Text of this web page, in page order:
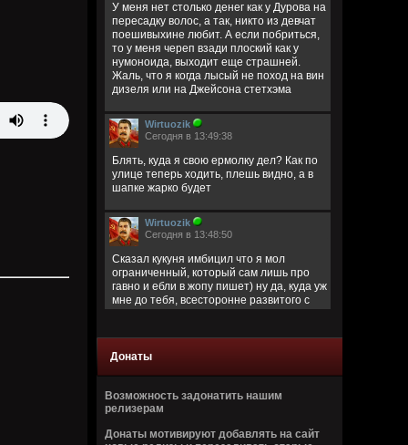
У меня нет столько денег как у Дурова на
пересадку волос, а так, никто из девчат
поешивыхине любит. А если побриться,
то у меня череп взади плоский как у
нумоноида, выходит еще страшней.
Жаль, что я когда лысый не поход на вин
дизеля или на Джейсона стетхэма
Wirtuozik
Сегодня в 13:49:38
Блять, куда я свою ермолку дел? Как по
улице теперь ходить, плешь видно, а в
шапке жарко будет
Wirtuozik
Сегодня в 13:48:50
Сказал кукуня имбицил что я мол
ограниченный, который сам лишь про
гавно и ебли в жопу пишет) ну да, куда уж
мне до тебя, всесторонне развитого с
Сегодня в 13:40:45
за запрещено цитировать что ли
ограниченый долбаеб просто, заебал
этим, давай там ещё про школьниц
Донаты
Возможность задонатить нашим
релизерам
Донаты мотивируют добавлять на сайт